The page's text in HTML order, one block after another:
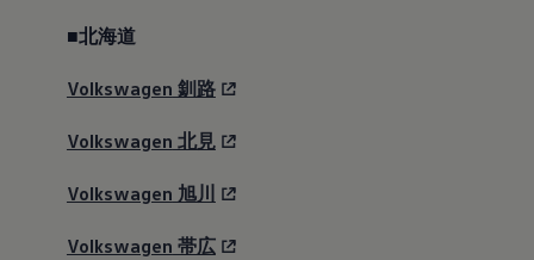
■北海道
Volkswagen 釧路
Volkswagen 北見
Volkswagen 旭川
Volkswagen 帯広